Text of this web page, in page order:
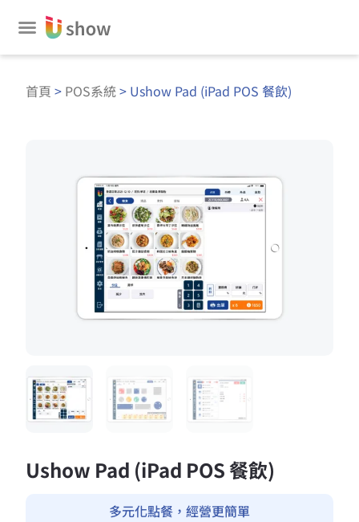
主
首頁 > POS系統> Ushow Pad (iPad POS 餐飲)
Ushow Pad (iPad POS 餐飲)
多元化點餐，經營更簡單